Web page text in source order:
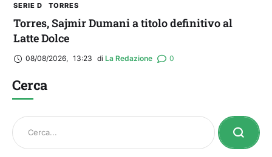
SERIE D TORRES
Torres, Sajmir Dumani a titolo definitivo al
Latte Dolce
08/08/2026, 13:23 di La Redazione 0
Cerca